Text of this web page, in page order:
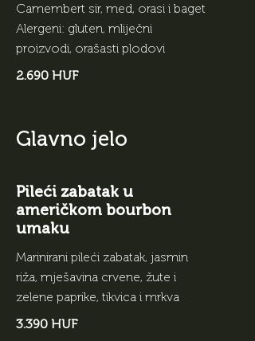
Camembert sir, med, orasi i baget
Alergeni: gluten, mliječni
2.690 HUF
Glavno jelo
Pileći zabatak u
američkom bourbon
umaku
Marinirani pileći zabatak, jasmin
riža, mješavina crvene, žute i
zelene paprike, tikvica i mrkva
3.390 HUF